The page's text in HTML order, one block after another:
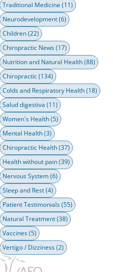
Traditional Medicine (11)
Neurodevelopment(6)
Children(22)
Chiropractic News(17)
Nutrition and Natural Health(88)
Chiropractic(134)
Colds and Respiratory Health(18)
Salud digestiva (11)
Women's Health(5)
Mental Health(3)
Chiropractic Health(37)
Health without pain(39)
Nervous System(6)
Sleep and Rest(4)
Patient Testimonials(55)
Natural Treatment(38)
Vaccines(5)
Vertigo / Dizziness(2)